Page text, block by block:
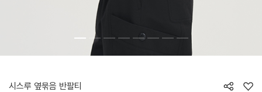
시스루 옆묶음 반팔티